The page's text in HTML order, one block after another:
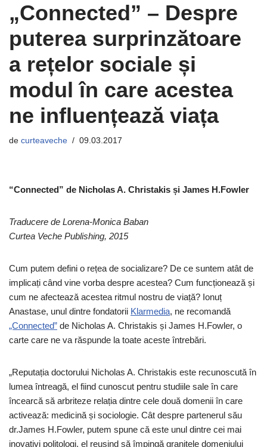
„Connected” – Despre
puterea surprinzătoare
a rețelor sociale și
modul în care acestea
ne influențează viața
de curteaveche 09.03.2017
“Connected” de Nicholas A. Christakis și James H.Fowler
Traducere de Lorena-Monica Baban
Curtea Veche Publishing, 2015
Cum putem defini o rețea de socializare? De ce suntem atât de
implicați când vine vorba despre acestea? Cum funcționează și
cum ne afectează acestea ritmul nostru de viață? Ionuț
Anastase, unul dintre fondatorii Klarmedia, ne recomandă
„Connected” de Nicholas A. Christakis și James H.Fowler, o
carte care ne va răspunde la toate aceste întrebări.
„Reputația doctorului Nicholas A. Christakis este recunoscută în
lumea întreagă, el fiind cunoscut pentru studiile sale în care
încearcă să arbriteze relația dintre cele două domenii în care
activează: medicină și sociologie. Cât despre partenerul său
dr.James H.Fowler, putem spune că este unul dintre cei mai
inovativi politologi, el reușind să împingă granițele domeniului